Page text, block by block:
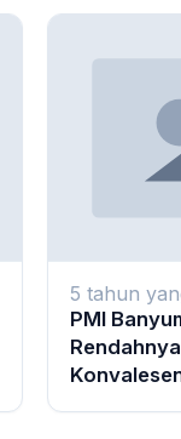
5 tahun
PMI